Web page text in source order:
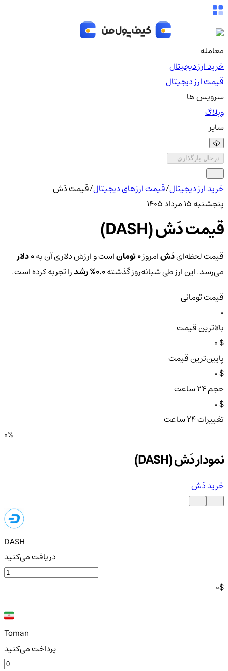
معامله
خرید ارز دیجیتال
قیمت ارز دیجیتال
سرویس ها
وبلاگ
سایر
درحال بارگذاری...
خرید ارز دیجیتال/قیمت ارزهای دیجیتال/قیمت دَش
پنجشنبه ۱۵ مرداد ۱۴۰۵
قیمت دَش (DASH)
قیمت لحظه‌ایدَشامروز0 تومان است و ارزش دلاری آن به0 دلار
می‌رسد. این ارز طی شبانه‌روز گذشته0.0% رشدرا تجربه کرده است.
قیمت تومانی
بالاترین قیمت
$ 0
پایین‌ترین قیمت
$ 0
حجم ۲۴ ساعت
$ 0
تغییرات ۲۴ ساعت
0%
نمودار دَش (DASH)
خرید دَش
DASH
دریافت می‌کنید
0$
Toman
پرداخت می‌کنید